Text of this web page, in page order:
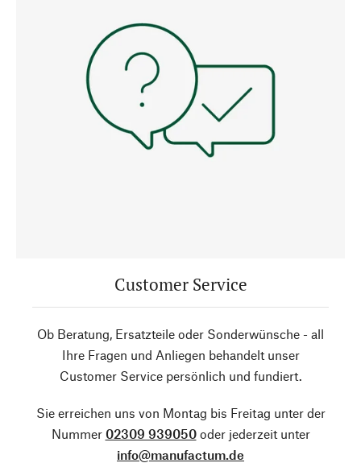
Customer Service
Ob Beratung, Ersatzteile oder Sonderwünsche - all
Ihre Fragen und Anliegen behandelt unser
Customer Service persönlich und fundiert.
Sie erreichen uns von Montag bis Freitag unter der
Nummer 02309 939050oder jederzeit unter
info@manufactum.de